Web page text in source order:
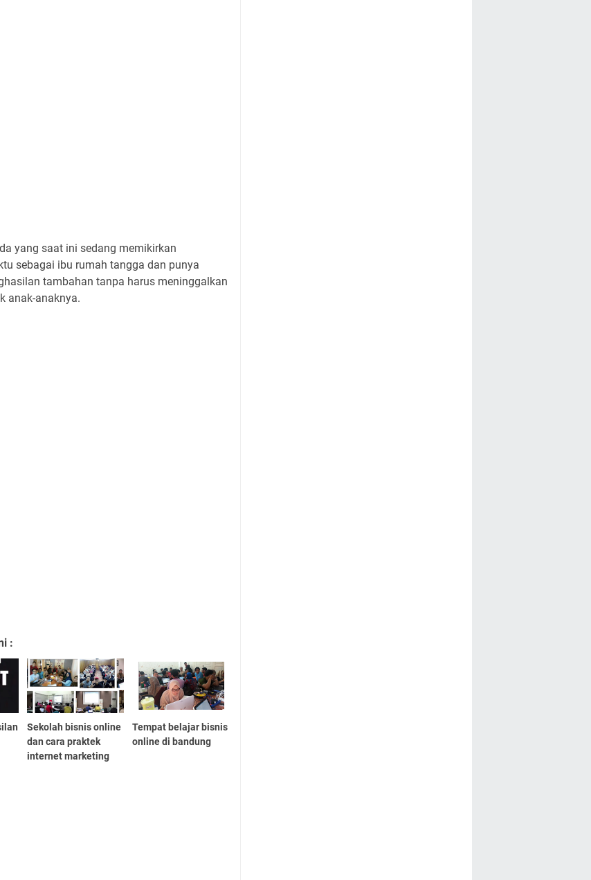
yang saat ini sedang memikirkan
sebagai ibu rumah tangga dan punya
tambahan tanpa harus meninggalkan
anak-anaknya.
:
Sekolah bisnis online
dan cara praktek
internet marketing
Tempat belajar bisnis
online di bandung